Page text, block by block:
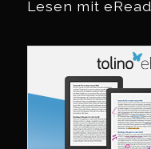
Lesen mit